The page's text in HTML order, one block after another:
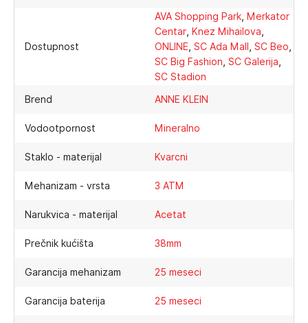
Dostupnost
AVA Shopping Park, Merkator
Centar, Knez Mihailova,
ONLINE, SC Ada Mall , SC Beo,
SC Big Fashion, SC Galerija,
SC Stadion
Brend ANNE KLEIN
Vodootpornost Mineralno
Staklo - materijal Kvarcni
Mehanizam - vrsta 3 ATM
Narukvica - materijal Acetat
Prečnik kućišta 38mm
Garancija mehanizam 25 meseci
Garancija baterija 25 meseci